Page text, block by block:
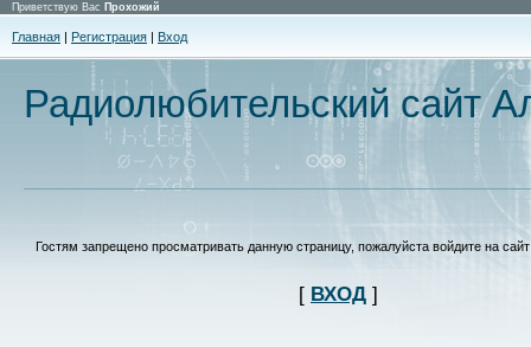
Приветствую Вас Прохожий
Главная | Регистрация | Вход
Радиолюбительский сайт
Гостям запрещено просматривать данную страницу, пожалуйста войдите на сайт
[ ВХОД ]